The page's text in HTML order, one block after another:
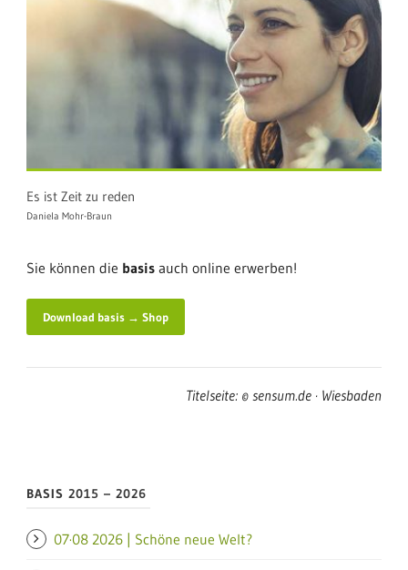
Es ist Zeit zu reden
Daniela Mohr-Braun
Sie können die basis auch online erwerben!
Download basis → Shop
Titelseite: © sensum.de · Wiesbaden
BASIS 2015 – 2026
07·08 2026 | Schöne neue Welt?